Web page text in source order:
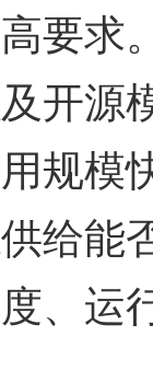
要求
开源
规模
给能
、运